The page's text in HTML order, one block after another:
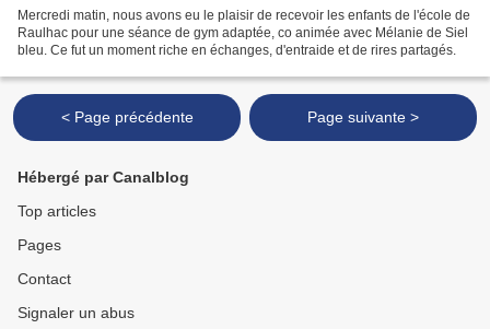
Mercredi matin, nous avons eu le plaisir de recevoir les enfants de l'école de
Raulhac pour une séance de gym adaptée, co animée avec Mélanie de Siel
bleu. Ce fut un moment riche en échanges, d'entraide et de rires partagés.
< Page précédente Page suivante >
Hébergé par Canalblog
Top articles
Pages
Contact
Signaler un abus